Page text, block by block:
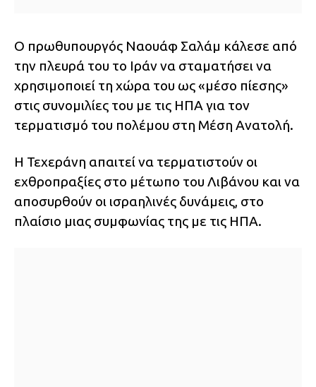
Ο πρωθυπουργός Ναουάφ Σαλάμ κάλεσε από
την πλευρά του το Ιράν να σταματήσει να
χρησιμοποιεί τη χώρα του ως «μέσο πίεσης»
στις συνομιλίες του με τις ΗΠΑ για τον
τερματισμό του πολέμου στη Μέση Ανατολή.
Η Τεχεράνη απαιτεί να τερματιστούν οι
εχθροπραξίες στο μέτωπο του Λιβάνου και να
αποσυρθούν οι ισραηλινές δυνάμεις, στο
πλαίσιο μιας συμφωνίας της με τις ΗΠΑ.